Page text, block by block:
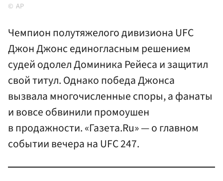
AP
Чемпион полутяжелого дивизиона UFC
Джон Джонс единогласным решением
судей одолел Доминика Рейеса и защитил
свой титул. Однако победа Джонса
вызвала многочисленные споры, а фанаты
и вовсе обвинили промоушен
в продажности. «Газета.Ru» — о главном
событии вечера на UFC 247.